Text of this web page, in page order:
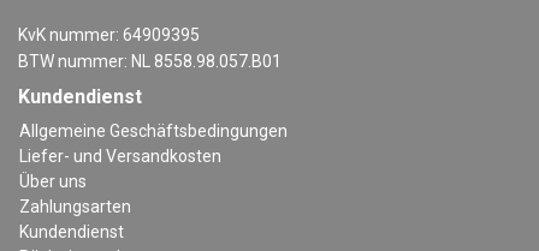
KvK nummer: 64909395
BTW nummer: NL 8558.98.057.B01
Kundendienst
Allgemeine Geschäftsbedingungen
Liefer- und Versandkosten
Über uns
Zahlungsarten
Kundendienst